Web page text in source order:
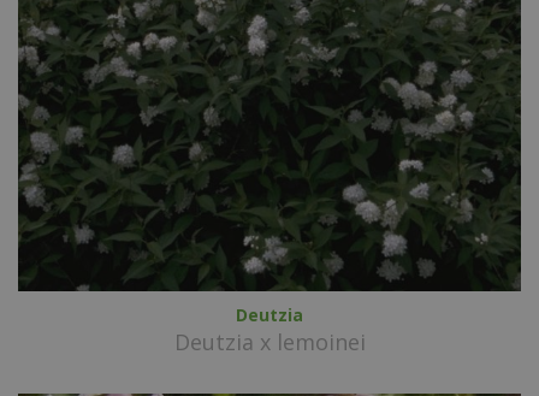
Deutzia
Deutzia x lemoinei